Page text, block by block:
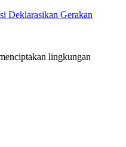
Deklarasikan Gerakan
lingkungan